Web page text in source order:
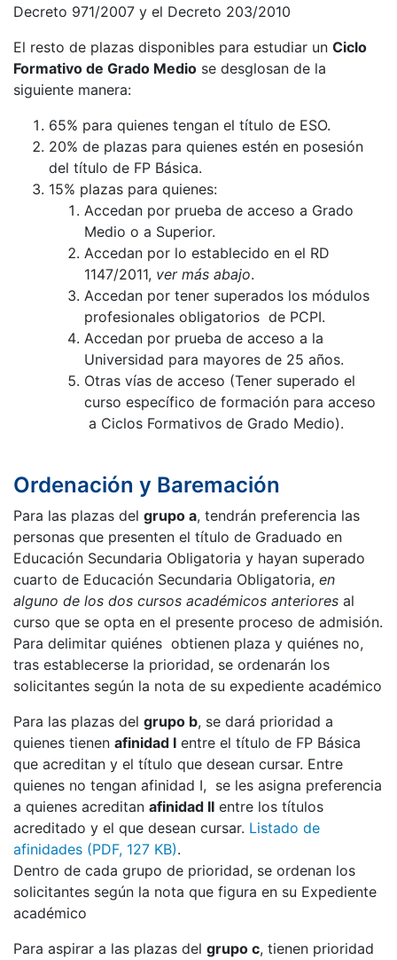
Decreto 971/2007 y el Decreto 203/2010
El resto de plazas disponibles para estudiar un Ciclo
Formativo de Grado Medio se desglosan de la
siguiente manera:
65% para quienes tengan el título de ESO.
20% de plazas para quienes estén en posesión
del título de FP Básica.
15% plazas para quienes:
Accedan por prueba de acceso a Grado
Medio o a Superior.
Accedan por lo establecido en el RD
1147/2011, ver más abajo.
Accedan por tener superados los módulos
profesionales obligatorios de PCPI.
Accedan por prueba de acceso a la
Universidad para mayores de 25 años.
Otras vías de acceso (Tener superado el
curso específico de formación para acceso
a Ciclos Formativos de Grado Medio).
Ordenación y Baremación
Para las plazas del grupo a, tendrán preferencia las
personas que presenten el título de Graduado en
Educación Secundaria Obligatoria y hayan superado
cuarto de Educación Secundaria Obligatoria, en
alguno de los dos cursos académicos anteriores al
curso que se opta en el presente proceso de admisión.
Para delimitar quiénes obtienen plaza y quiénes no,
tras establecerse la prioridad, se ordenarán los
solicitantes según la nota de su expediente académico
Para las plazas del grupo b, se dará prioridad a
quienes tienen afinidad I entre el título de FP Básica
que acreditan y el título que desean cursar. Entre
quienes no tengan afinidad I, se les asigna preferencia
a quienes acreditan afinidad II entre los títulos
acreditado y el que desean cursar. Listado de
afinidades (PDF, 127 KB).
Dentro de cada grupo de prioridad, se ordenan los
solicitantes según la nota que figura en su Expediente
académico
Para aspirar a las plazas del grupo c, tienen prioridad